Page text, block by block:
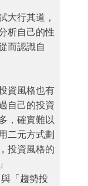
大行其道，
析自己的性
而認識自
資風格也有
自己的投資
，確實難以
二元方式劃
投資風格的
「趨勢投